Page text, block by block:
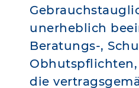
unerheblich
Beratungs-,
die